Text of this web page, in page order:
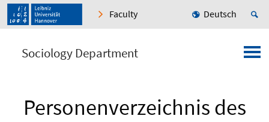
Faculty Deutsch
Sociology Department
Personenverzeichnis des